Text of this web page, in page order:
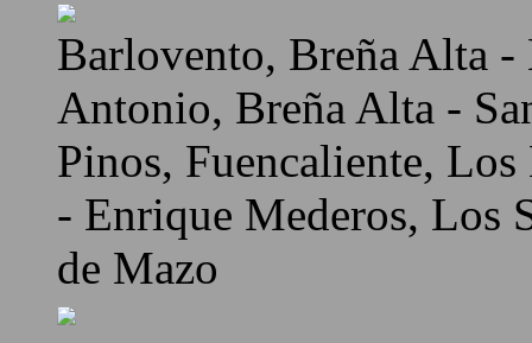
Barlovento, Breña Alta
Antonio, Breña Alta -
Pinos, Fuencaliente,
- Enrique Mederos, Los
de Mazo